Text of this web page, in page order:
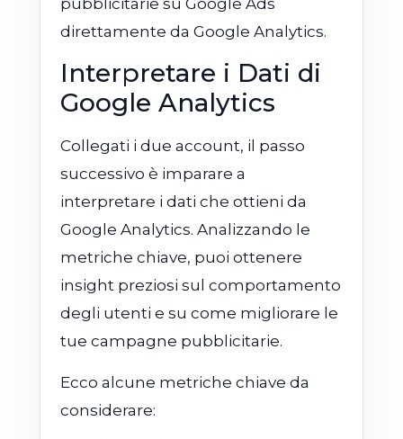
direttamente da Google Analytics.
Interpretare i Dati di
Google Analytics
Collegati i due account, il passo
successivo è imparare a
interpretare i dati che ottieni da
Google Analytics. Analizzando le
metriche chiave, puoi ottenere
insight preziosi sul comportamento
degli utenti e su come migliorare le
tue campagne pubblicitarie.
Ecco alcune metriche chiave da
considerare: